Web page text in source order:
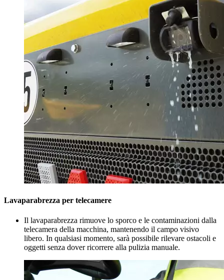
Lavaparabrezza per telecamere
Il lavaparabrezza rimuove lo sporco e le contaminazioni dalla
telecamera della macchina, mantenendo il campo visivo
libero. In qualsiasi momento, sarà possibile rilevare ostacoli e
oggetti senza dover ricorrere alla pulizia manuale.